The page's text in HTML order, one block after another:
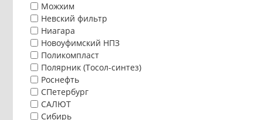
Можхим
Невский фильтр
Ниагара
Новоуфимский НПЗ
Поликомпласт
Полярник (Тосол-синтез)
Роснефть
СПетербург
САЛЮТ
Сибирь